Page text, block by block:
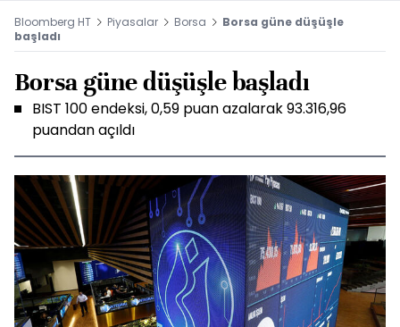
Bloomberg HT Piyasalar Borsa
Borsa güne düşüşle
başladı
Borsa güne düşüşle başladı
BIST 100 endeksi, 0,59 puan azalarak 93.316,96
puandan açıldı